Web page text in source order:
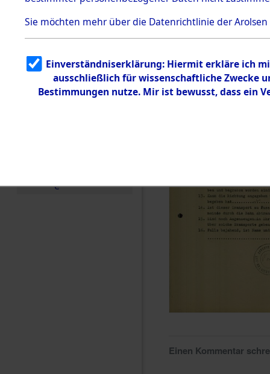
Todesmärsch
en
5.3.2
g
5.3.3
Todesmärsch
e
0002
Einen Kommentar
Sie möchten mehr über die Datenrichtlinie der Arolsen
Einverständniserklärung: Hiermit erkläre ich
ausschließlich für wissenschaftliche Zwecke
Bestimmungen nutze. Mir ist bewusst, dass ein